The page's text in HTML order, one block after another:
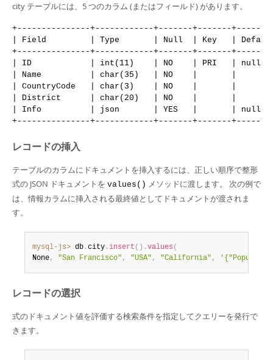
city テーブルには、5 つのカラム (またはフィールド) があります。
+---------------+------------+-------+-------
| Field         | Type       | Null  | Key   |
+---------------+------------+-------+-------
| ID            | int(11)    | NO    | PRI   | null    |
| Name          | char(35)   | NO    |       |
| CountryCode   | char(3)    | NO    |       |
| District      | char(20)   | NO    |       |
| Info          | json       | YES   |       |
レコードの挿入
テーブルのカラムにドキュメントを挿入するには、正しい順序で整形
式の JSON ドキュメントを values() メソッドに渡します。 次の例で
は、情報カラムに挿入される最終値としてドキュメントが渡されま
す。
mysql-js> db .city .insert ( ) .values (
None, "San Francisco" , "USA" , "California" ,
レコードの選択
式のドキュメント値を評価する検索条件を指定してクエリーを発行で
きます。